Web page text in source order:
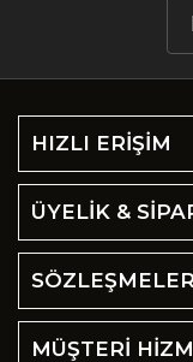
HIZLI ERİŞİM
ÜYELİK &
SÖZLEŞMELER
MÜŞTERİ